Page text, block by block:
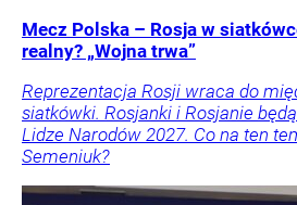
Mecz Polska – Rosja w
realny? „Wojna trwa”
Reprezentacja Rosji wraca do
siatkówki. Rosjanki i Rosjanie
Lidze Narodów 2027. Co na ten
Semeniuk?